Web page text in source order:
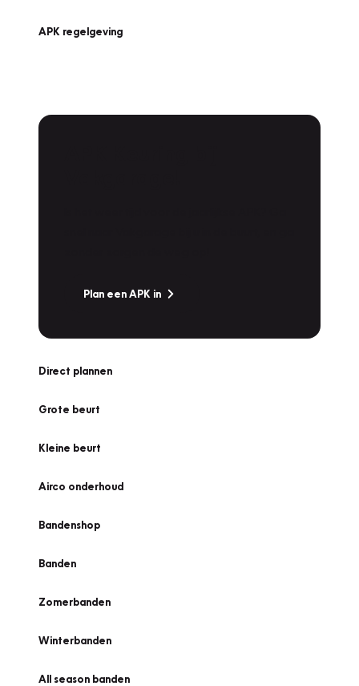
APK regelgeving
Plan een APK in
Direct plannen
Grote beurt
Kleine beurt
Airco onderhoud
Bandenshop
Banden
Zomerbanden
Winterbanden
All season banden